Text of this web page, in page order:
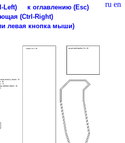
ru en
Left)
к оглавлению (Esc)
(Ctrl-Right)
левая кнопка мыши)